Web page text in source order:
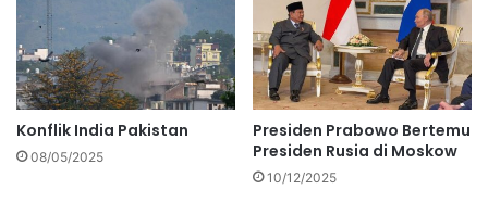
Konflik India Pakistan
08/05/2025
Presiden Prabowo Bertemu
Presiden Rusia di Moskow
10/12/2025